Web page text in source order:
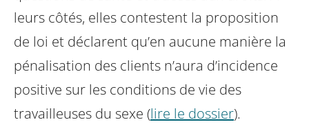
leurs côtés, elles contestent la proposition
de loi et déclarent qu’en aucune manière la
pénalisation des clients n’aura d’incidence
positive sur les conditions de vie des
travailleuses du sexe (lire le dossier).